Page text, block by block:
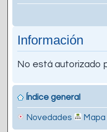
Información
No está autorizado
Índice general
Novedades